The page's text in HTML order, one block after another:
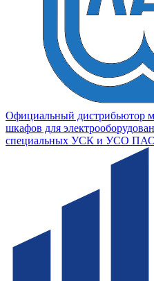
Официальный дистрибьютор
шкафов для
специальных УСК и УСО ПАО